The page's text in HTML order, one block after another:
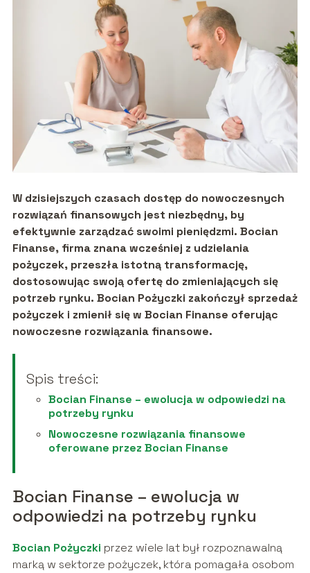
W dzisiejszych czasach dostęp do nowoczesnych
rozwiązań finansowych jest niezbędny, by
efektywnie zarządzać swoimi pieniędzmi. Bocian
Finanse, firma znana wcześniej z udzielania
pożyczek, przeszła istotną transformację,
dostosowując swoją ofertę do zmieniających się
potrzeb rynku. Bocian Pożyczki zakończył sprzedaż
pożyczek i zmienił się w Bocian Finanse oferując
nowoczesne rozwiązania finansowe.
Spis treści:
Bocian Finanse – ewolucja w odpowiedzi na
potrzeby rynku
Nowoczesne rozwiązania finansowe
oferowane przez Bocian Finanse
Bocian Finanse – ewolucja w
odpowiedzi na potrzeby rynku
Bocian Pożyczki przez wiele lat był rozpoznawalną
marką w sektorze pożyczek, która pomagała osobom